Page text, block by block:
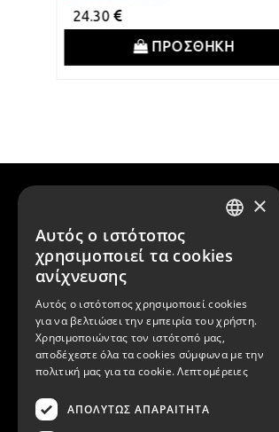
24.30
ΠΡΟΣΘΗΚΗ
Newsletter
Γραφτείτε στα newsletter μας για να
μαθαίνετε προσφορές και νέα μας.
×
Αυτός ο ιστότοπος
χρησιμοποιεί τα cookies
ανίχνευσης
Αυτός ο ιστότοπος χρησιμοποιεί cookies
για να βελτιώσει την εμπειρία του χρήστη.
Χρησιμοποιώντας τον ιστότοπό μας,
αποδέχεστε όλα τα cookies σύμφωνα με την
πολιτική μας για τα cookie. Λεπτομέρειες
ΑΠΟΛΎΤΩΣ ΑΠΑΡΑΊΤΗΤΑ